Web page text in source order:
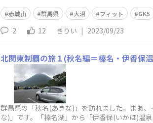
赤城山 群馬県 大沼 フィット GK5
2 12 きりい | 2023/09/23
北関東制覇の旅１(秋名編＝榛名・伊香保
群馬県の「秋名(あきな)」を訪れました。まあ
な)」です。「榛名湖」から「伊香保(いかほ)温